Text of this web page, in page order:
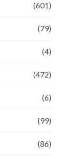
(601)
(79)
(4)
(472)
(6)
(99)
(86)